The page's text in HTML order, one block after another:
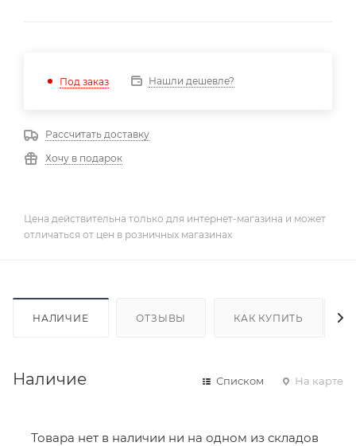
Под заказ Нашли дешевле?
Рассчитать доставку
Хочу в подарок
Цена действительна только для интернет-магазина и может
отличаться от цен в розничных магазинах
НАЛИЧИЕ ОТЗЫВЫ КАК КУПИТЬ
Наличие Списком На карте
Товара нет в наличии ни на одном из складов